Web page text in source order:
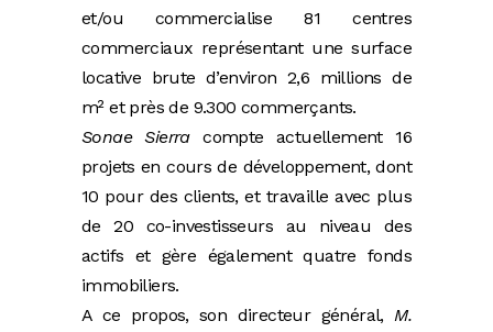
et/ou commercialise 81 centres
commerciaux représentant une surface
locative brute d’environ 2,6 millions de
m² et près de 9.300 commerçants.
Sonae Sierracompte actuellement 16
projets en cours de développement, dont
10 pour des clients, et travaille avec plus
de 20 co-investisseurs au niveau des
actifs et gère également quatre fonds
immobiliers.
A ce propos, son directeur général, M.